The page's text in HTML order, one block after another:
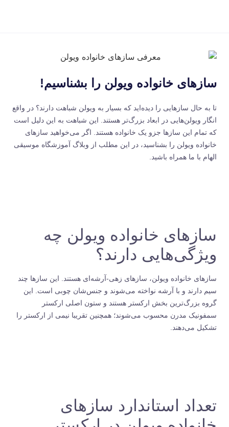
سازهای خانواده ویولن را بشناسیم!
تا به حال سازهایی را دیده‌اید که بسیار به ویولن شباهت دارند؟ در واقع
انگار ویولن‌هایی در ابعاد بزرگ‌تر هستند. این شباهت به این دلیل است
که تمام این سازها جزو یک خانواده هستند. اگر می‌خواهید سازهای
خانواده ویولن را بشناسید، در این مطلب از وبلاگ آموزشگاه موسیقی
الهام با ما همراه باشید.
سازهای خانواده ویولن چه
ویژگی‌هایی دارند؟
سازهای خانواده ویولن، سازهای زهی-آرشه‌ای هستند. این سازها چند
سیم دارند و با آرشه نواخته می‌شوند و جنس‌شان چوبی است. این
گروه بزرگ‌ترین بخش ارکستر هستند و ستون اصلی ارکستر
سمفونیک مدرن محسوب می‌شوند؛ همچنین تقریبا نیمی از ارکستر را
تشکیل می‌دهند.
تعداد استاندارد سازهای